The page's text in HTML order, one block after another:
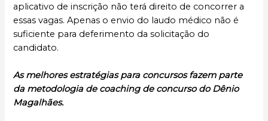
aplicativo de inscrição não terá direito de concorrer a
essas vagas. Apenas o envio do laudo médico não é
suficiente para deferimento da solicitação do
candidato.
As melhores estratégias para concursos fazem parte
da metodologia de coaching de concurso do Dênio
Magalhães.